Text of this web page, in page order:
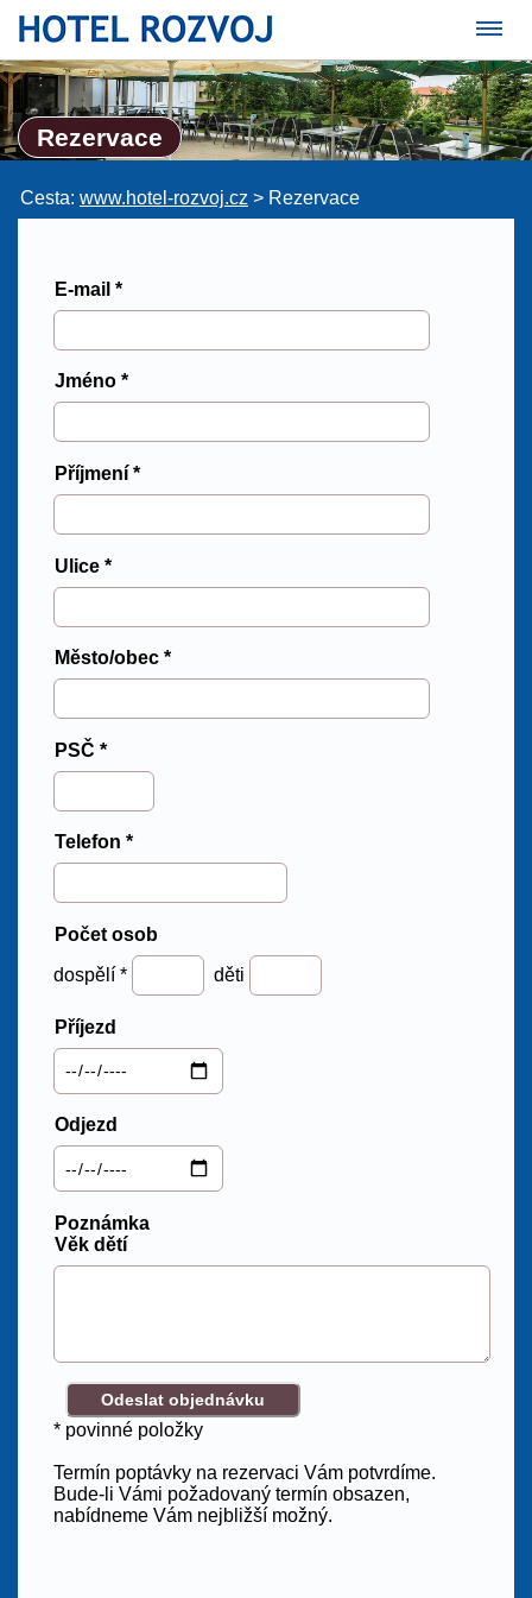
Rezervace
Cesta: www.hotel-rozvoj.cz > Rezervace
E-mail *
Jméno *
Příjmení *
Ulice *
Město/obec *
PSČ *
Telefon *
Počet osob
dospělí *
děti
Příjezd
Odjezd
Poznámka
Věk dětí
* povinné položky
Termín poptávky na rezervaci Vám potvrdíme.
Bude-li Vámi požadovaný termín obsazen,
nabídneme Vám nejbližší možný.